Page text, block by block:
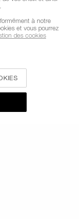
à notre
et vous pourrez
des cookies